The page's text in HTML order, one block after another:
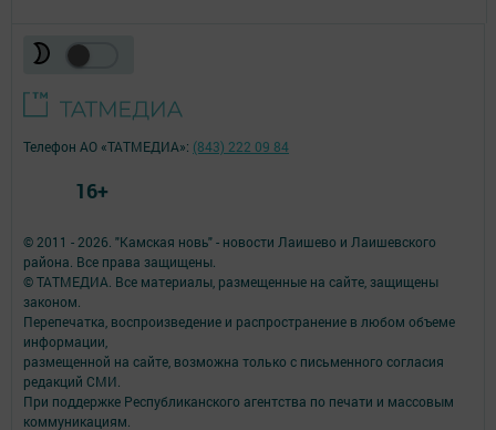
© 2011 - 2026. "Камская новь" - новости Лаишево и Лаишевского
района. Все права защищены.
© ТАТМЕДИА. Все материалы, размещенные на сайте, защищены
законом.
Перепечатка, воспроизведение и распространение в любом объеме
информации,
размещенной на сайте, возможна только с письменного согласия
редакций СМИ.
При поддержке Республиканского агентства по печати и массовым
коммуникациям.
Телефон АО «ТАТМЕДИА»: (843) 222 09 84
16+